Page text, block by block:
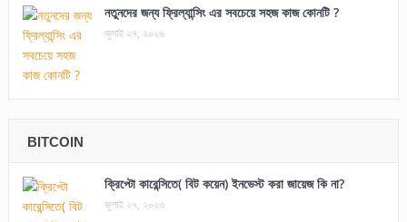
নতুনদের জন্য ফ্রিল্যান্সিং এর সবচেয়ে সহজ কাজ কোনটি ?
জুলাই ২৭, ২০২৬
BITCOIN
ক্রিপ্টো কারেন্সিতে( বিট কয়েন) ইনভেস্ট করা জায়েজ কি না?
জুলাই ২৭, ২০২৩